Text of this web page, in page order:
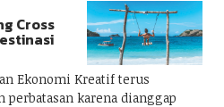
Cross
Ekonomi Kreatif terus
karena dianggap